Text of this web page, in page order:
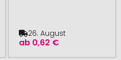
ab 0,62 €
26. August